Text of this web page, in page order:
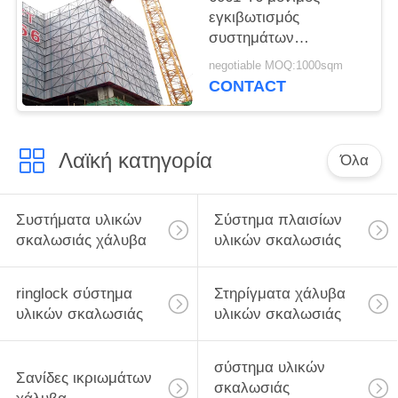
εγκιβωτισμός
συστημάτων
εγκιβωτισμού
κατασκευής αργιλίου
negotiable MOQ:1000sqm
CONTACT
Λαϊκή κατηγορία Όλα
Συστήματα υλικών
σκαλωσιάς χάλυβα
Σύστημα πλαισίων
υλικών σκαλωσιάς
ringlock σύστημα
υλικών σκαλωσιάς
Στηρίγματα χάλυβα
υλικών σκαλωσιάς
Σανίδες ικριωμάτων
σύστημα υλικών
σκαλωσιάς